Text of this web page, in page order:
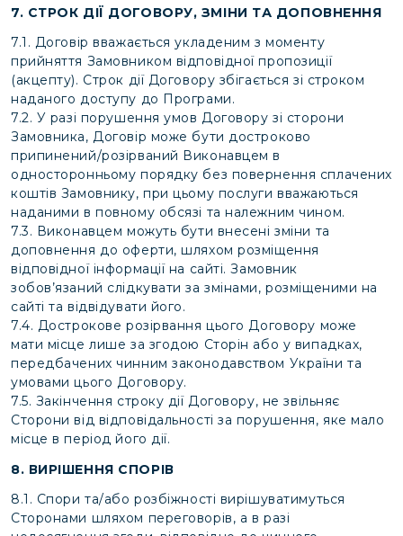
7. СТРОК ДІЇ ДОГОВОРУ, ЗМІНИ ТА ДОПОВНЕННЯ
7.1. Договір вважається укладеним з моменту
прийняття Замовником відповідної пропозиції
(акцепту). Строк дії Договору збігається зі строком
наданого доступу до Програми.
7.2. У разі порушення умов Договору зі сторони
Замовника, Договір може бути достроково
припинений/розірваний Виконавцем в
односторонньому порядку без повернення сплачених
коштів Замовнику, при цьому послуги вважаються
наданими в повному обсязі та належним чином.
7.3. Виконавцем можуть бути внесені зміни та
доповнення до оферти, шляхом розміщення
відповідної інформації на сайті. Замовник
зобов’язаний слідкувати за змінами, розміщеними на
сайті та відвідувати його.
7.4. Дострокове розірвання цього Договору може
мати місце лише за згодою Сторін або у випадках,
передбачених чинним законодавством України та
умовами цього Договору.
7.5. Закінчення строку дії Договору, не звільняє
Сторони від відповідальності за порушення, яке мало
місце в період його дії.
8. ВИРІШЕННЯ СПОРІВ
8.1. Спори та/або розбіжності вирішуватимуться
Сторонами шляхом переговорів, а в разі